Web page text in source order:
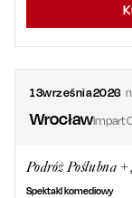
13września2026
WrocławImpart
Podróż Poślubna
Spektakl komediowy